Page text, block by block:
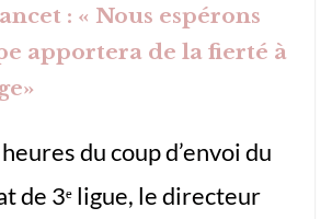
: « Nous espérons
apportera de la fierté à
du coup d’envoi du
de 3ᵉ ligue, le directeur